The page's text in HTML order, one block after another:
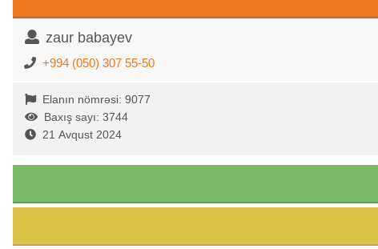
zaur babayev
+994 (050) 307 55-50
Elanın nömrəsi: 9077
Baxış sayı: 3744
21 Avqust 2024